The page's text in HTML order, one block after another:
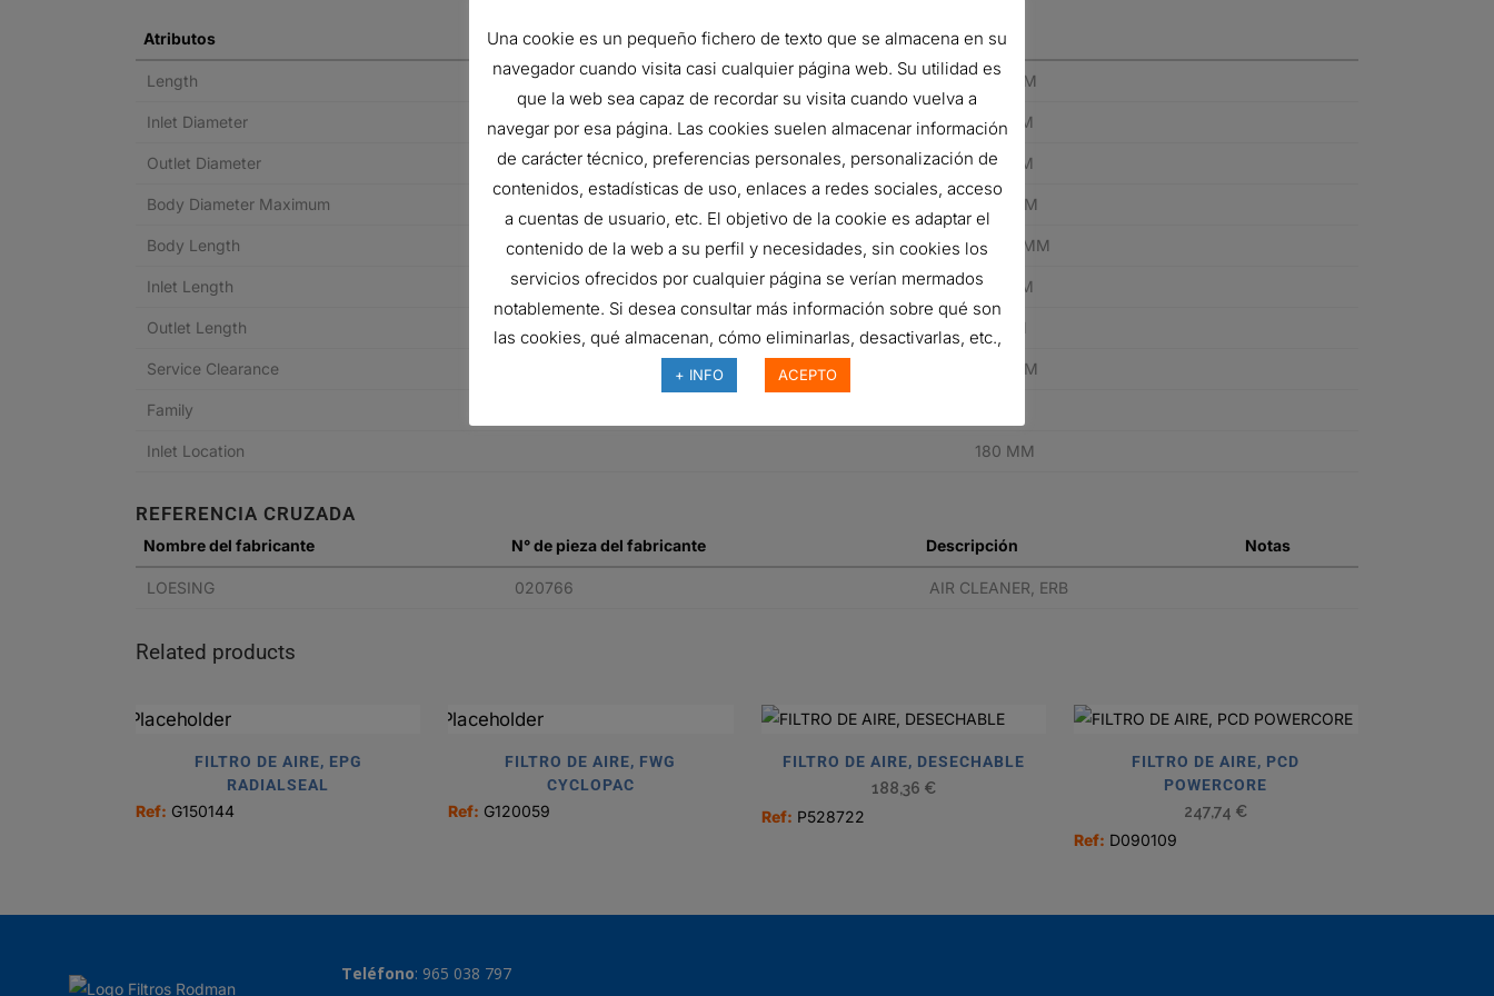
Atributos
Length 530 MM
Inlet Diameter 178 MM
Outlet Diameter 152 MM
Body Diameter Maximum 330 MM
Body Length 453.5 MM
Inlet Length 215 MM
Outlet Length
Service Clearance 360 MM
Family
Inlet Location 180 MM
REFERENCIA CRUZADA
Nombre del fabricante N° de pieza del fabricante Descripción Notas
LOESING 020766 AIR CLEANER, ERB
Related products
FILTRO DE AIRE, EPG
RADIALSEAL
Ref: G150144
FILTRO DE AIRE, FWG
CYCLOPAC
Ref: G120059
FILTRO DE AIRE, DESECHABLE
188,36 €
Ref: P528722
FILTRO DE AIRE, PCD
POWERCORE
247,74 €
Ref: D090109
Teléfono: 965 038 797
Una cookie es un pequeño fichero de texto que se almacena en su
navegador cuando visita casi cualquier página web. Su utilidad es
que la web sea capaz de recordar su visita cuando vuelva a
navegar por esa página. Las cookies suelen almacenar información
de carácter técnico, preferencias personales, personalización de
contenidos, estadísticas de uso, enlaces a redes sociales, acceso
a cuentas de usuario, etc. El objetivo de la cookie es adaptar el
contenido de la web a su perfil y necesidades, sin cookies los
servicios ofrecidos por cualquier página se verían mermados
notablemente. Si desea consultar más información sobre qué son
las cookies, qué almacenan, cómo eliminarlas, desactivarlas, etc.,
+ INFO ACEPTO